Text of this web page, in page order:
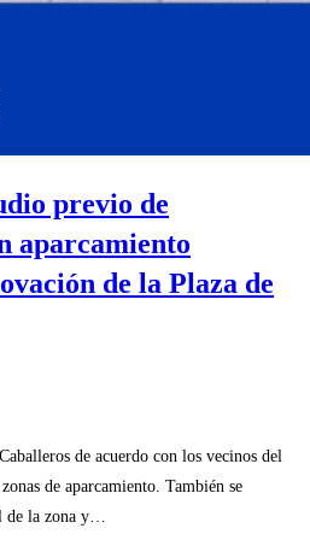
previo de
aparcamiento
de la Plaza de
de acuerdo con los vecinos del
de aparcamiento. También se
de la zona y…